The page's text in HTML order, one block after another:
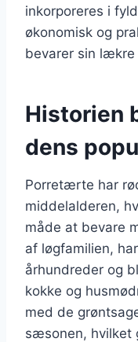
inkorporeres i
økonomisk og
bevarer sin lækre
Historien
dens
Porretærte har
middelalderen,
måde at bevare
af løgfamilien,
århundreder og
kokke og
med de
sæsonen, hvilket